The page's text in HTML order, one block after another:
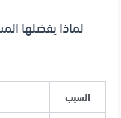
لماذا يفضلها
السبب